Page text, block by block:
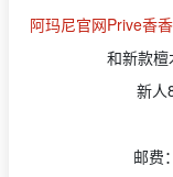
阿玛尼官网Prive香
和新款檀
新人
邮费